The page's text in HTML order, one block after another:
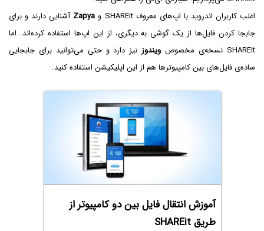
اغلب کاربران اندروید با اپ‌های معروف SHAREit و
Zapya آشنایی دارند و برای
جابجا کردن فایل‌ها از یک گوشی به دیگری، از این اپ‌ها استفاده کرده‌اند. اما
SHAREit نسخه‌ی مخصوص
ویندوز نیز دارد و حتی می‌توانید برای جابجایی
ساده‌ی فایل‌های بین کامپیوترها هم از این اپلیکیشن استفاده کنید.
آموزش انتقال فایل بین دو کامپیوتر از
طریق SHAREit